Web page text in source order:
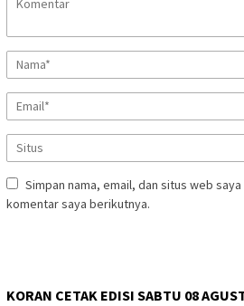
Simpan nama, email, dan situs web
komentar saya berikutnya.
KORAN CETAK EDISI SABTU 08